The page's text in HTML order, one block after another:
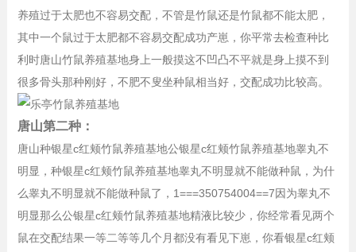
养殖过于太肥也不容易交配，不管是竹鼠还是竹鼠都不能太肥，
其中一个鼠过于太肥都不容易交配成功产崽，你平常去检查种比
利时唐山竹鼠养殖基地身上一般摸这不凹凸不平就是身上摸不到
很多骨头那种刚好，不肥不叟坐种鼠相当好，交配成功比较高。
唐山第二种：
唐山种银星c红颊竹鼠养殖基地公银星c红颊竹鼠养殖基地睾丸不
明显，种银星c红颊竹鼠养殖基地睾丸不明显就不能做种鼠，为什
么睾丸不明显就不能做种鼠了，1===350754004==7因为睾丸不
明显那么公银星c红颊竹鼠养殖基地精液比较少，你经常看见两个
鼠在交配结果一等二等等几个月都没有看见下崽，你看银星c红颊